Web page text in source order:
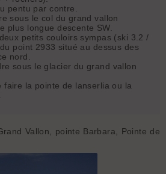
pentu par contre.
sous le col du grand vallon
plus longue descente SW.
petits couloirs sympas (ski 3.2 /
point 2933 situé au dessus des
nord.
sous le glacier du grand vallon
faire la pointe de lanserlia ou la
Vallon, pointe Barbara, Pointe de